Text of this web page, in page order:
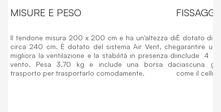
MISURE E PESO
Il tendone misura 200 x 200 cm e ha un'altezza di
circa 240 cm. È dotato del sistema Air Vent, che
migliora la ventilazione e la stabilità in presenza di
vento. Pesa 3,70 kg e include una borsa da
trasporto per trasportarlo comodamente.
È dotato di 4
garantire
include 4
ciascuna
come il